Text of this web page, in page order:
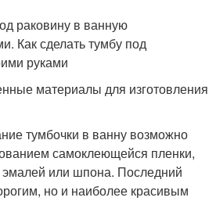
материалы для изготовления
тумбочки в ванну возможно
самоклеющейся пленки,
или шпона. Последний
но и наиболее красивым